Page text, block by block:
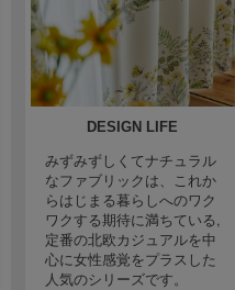
DESIGN LIFE
みずみずしくてナチュラル
なファブリックは、これか
らはじまる暮らしへのワク
ワクする期待に満ちている,
定番の北欧カジュアルを中
心に女性感覚をプラスした
人気のシリーズです。